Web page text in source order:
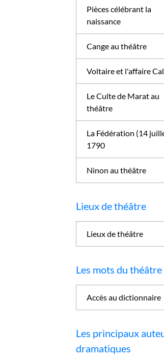
Pièces célébrant la
naissance
Cange au théâtre
Voltaire et l'affaire
Le Culte de Marat au
théâtre
La Fédération (14
1790
Ninon au théâtre
Lieux de théâtre
Lieux de théâtre
Les mots du théâtre
Accès au dictionnaire
Les principaux
dramatiques